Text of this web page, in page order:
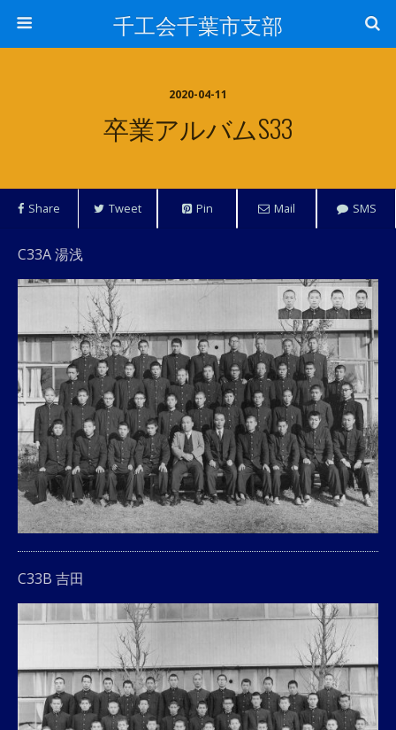
千工会千葉市支部
2020-04-11
卒業アルバムS33
Share Tweet Pin Mail SMS
C33A 湯浅
C33B 吉田